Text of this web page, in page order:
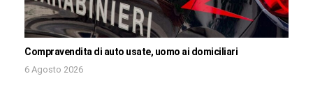
Compravendita di auto usate, uomo ai domiciliari
6 Agosto 2026